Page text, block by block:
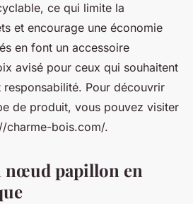
ce qui limite la
et encourage une économie
en font un accessoire
avisé pour ceux qui souhaitent
Pour découvrir
de produit, vous pouvez visiter
charme-bois.com/.
nœud papillon en